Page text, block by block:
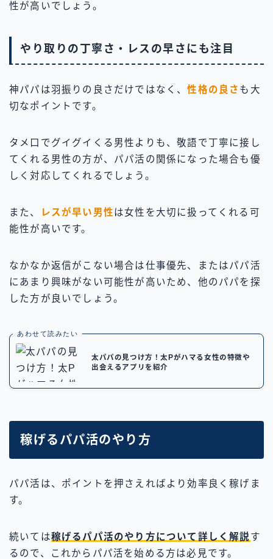
性が高いでしょう。
やり取りの丁寧さ・レスの早さにも注目
神パパは羽振りの良さだけではなく、性格の良さ も大
切なポイントです。
タメ口でグイグイくる男性よりも、敬語で丁寧に接し
てくれる男性の方が、パパ活の関係になった場合も優
しく対応してくれるでしょう。
また、 レスが早い男性は女性を大切に扱ってくれる可
能性が高いです。
なかなか返信がこない場合は仕事優先、またはパパ活
にあまり興味がない可能性が高いため、他のパパを探
した方が良いでしょう。
あわせて読みたい
太パパの見つけ方！太Pがハマる女性の特徴や
出会えるアプリを紹介
稼げるパパ活のやり方
パパ活は、ポイントを押さえればより効率良く稼げま
す。
続いては稼げるパパ活のやり方について詳しく解説す
るので、これからパパ活を始める方は必見です。